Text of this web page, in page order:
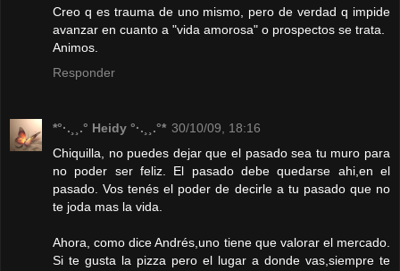
Creo q es trauma de uno mismo, pero de verdad q impide
avanzar en cuanto a "vida amorosa" o prospectos se trata.
Animos.
Responder
*°·.¸¸.° Heidy °·.¸¸.°* 30/10/09, 18:16
Chiquilla, no puedes dejar que el pasado sea tu muro para
no poder ser feliz. El pasado debe quedarse ahi,en el
pasado. Vos tenés el poder de decirle a tu pasado que no
te joda mas la vida.
Ahora, como dice Andrés,uno tiene que valorar el mercado.
Si te gusta la pizza pero el lugar a donde vas,siempre te